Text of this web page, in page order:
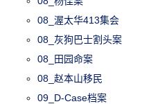
08_渥太华413集会
08_灰狗巴士割头案
08_田园命案
08_赵本山移民
09_D-Case档案